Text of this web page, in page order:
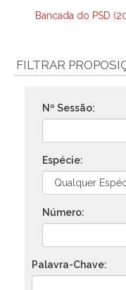
Bancada do PSD
FILTRAR
Nº Sessão:
Espécie:
Número:
Palavra-Chave: